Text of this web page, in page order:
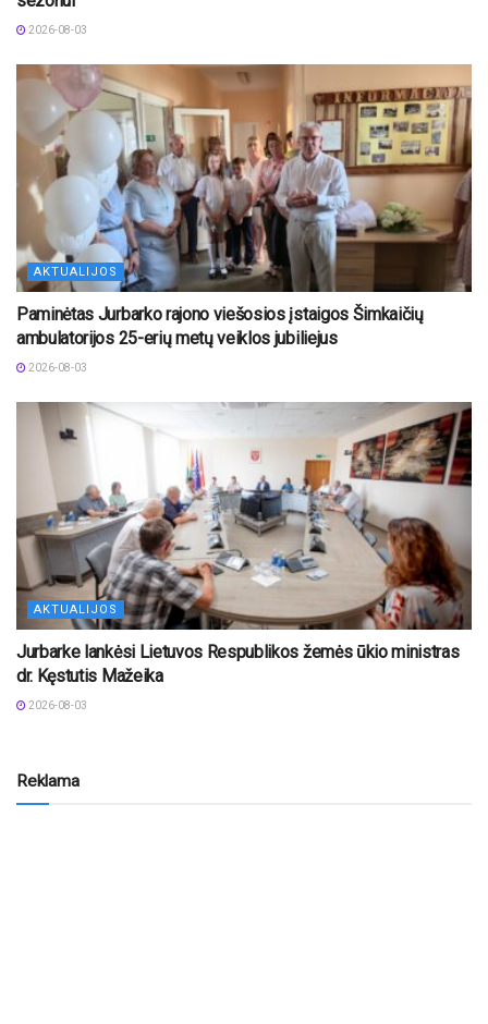
2026-08-03
AKTUALIJOS
Paminėtas Jurbarko rajono viešosios įstaigos Šimkaičių
ambulatorijos 25-erių metų veiklos jubiliejus
2026-08-03
AKTUALIJOS
Jurbarke lankėsi Lietuvos Respublikos žemės ūkio ministras
dr. Kęstutis Mažeika
2026-08-03
Reklama